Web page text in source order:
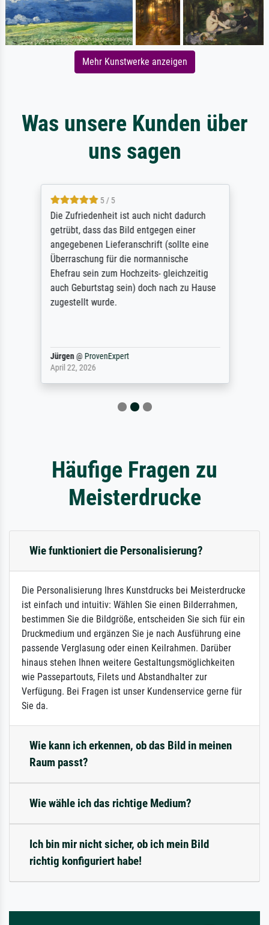
Mehr Kunstwerke anzeigen
Was unsere Kunden über
uns sagen
5 / 5
Die Zufriedenheit ist auch nicht dadurch
getrübt, dass das Bild entgegen einer
angegebenen Lieferanschrift (sollte eine
Überraschung für die normannische
Ehefrau sein zum Hochzeits- gleichzeitig
auch Geburtstag sein) doch nach zu Hause
zugestellt wurde.
Jürgen@ ProvenExpert
April 22, 2026
Häufige Fragen zu
Meisterdrucke
Wie funktioniert die Personalisierung?
Die Personalisierung Ihres Kunstdrucks bei Meisterdrucke
ist einfach und intuitiv: Wählen Sie einen Bilderrahmen,
bestimmen Sie die Bildgröße, entscheiden Sie sich für ein
Druckmedium und ergänzen Sie je nach Ausführung eine
passende Verglasung oder einen Keilrahmen. Darüber
hinaus stehen Ihnen weitere Gestaltungsmöglichkeiten
wie Passepartouts, Filets und Abstandhalter zur
Verfügung. Bei Fragen ist unser Kundenservice gerne für
Sie da.
Wie kann ich erkennen, ob das Bild in meinen
Raum passt?
Wie wähle ich das richtige Medium?
Ich bin mir nicht sicher, ob ich mein Bild
richtig konfiguriert habe!